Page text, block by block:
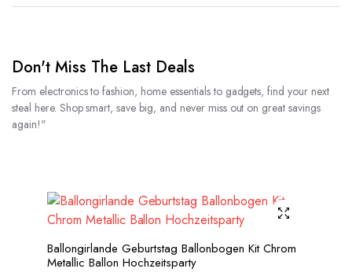
Don't Miss The Last Deals
From electronics to fashion, home essentials to gadgets, find your next
steal here. Shop smart, save big, and never miss out on great savings
again!"
Ballongirlande Geburtstag Ballonbogen Kit Chrom
Metallic Ballon Hochzeitsparty